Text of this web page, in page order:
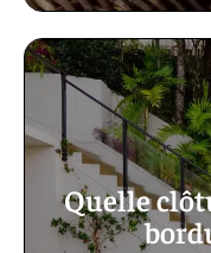
Quelle